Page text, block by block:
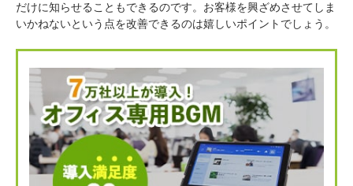
だけに知らせることもできるのです。お客様を興ざめさせてしま
いかねないという点を改善できるのは嬉しいポイントでしょう。